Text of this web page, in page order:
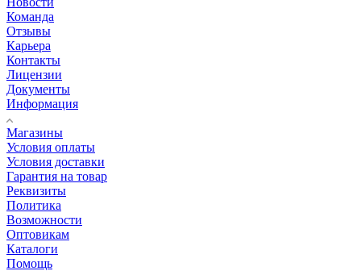
Команда
Отзывы
Карьера
Контакты
Лицензии
Документы
Информация
Магазины
Условия оплаты
Условия доставки
Гарантия на товар
Реквизиты
Политика
Возможности
Оптовикам
Каталоги
Помощь